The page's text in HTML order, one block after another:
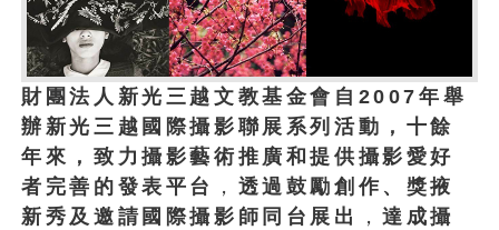
財團法人新光三越文教基金會自2007年舉
辦新光三越國際攝影聯展系列活動，十餘
年來，致力攝影藝術推廣和提供攝影愛好
者完善的發表平台
， 透過鼓勵創作、獎掖
新秀及邀請國際攝影師同台展出
，達成攝